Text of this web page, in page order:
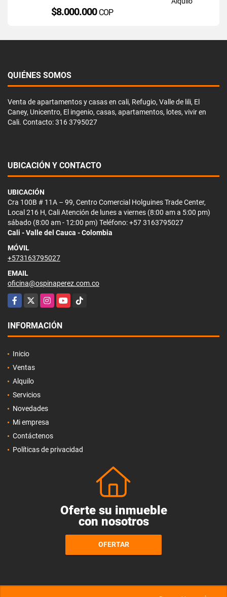
$8.000.000 COP
QUIÉNES SOMOS
Venta de apartamentos y casas en cali, Refugio, Valle de lili, El
Caney, Unicentro, El ingenio, casas, apartamentos, lotes, vivir en
Cali. Contacto: 316 3795027
UBICACIÓN Y CONTACTO
UBICACIÓN
Cra 100B # 11A – 99, Centro Comercial Holguines Trade Center,
Local 216 H, Cali Atención de lunes a viernes (8:00 am a 5:00 pm)
sábado (8:00 am - 12:00 pm) Teléfono: +57 3163795027
Cali - Valle del Cauca - Colombia
MÓVIL
+573163795027
EMAIL
oficina@ospinaperez.com.co
Facebook
X InstagramYouTubeTikTok
INFORMACIÓN
Inicio
Ventas
Alquilo
Servicios
Novedades
Mi empresa
Contáctenos
Políticas de privacidad
Oferte su inmueble
con nosotros
OFERTAR